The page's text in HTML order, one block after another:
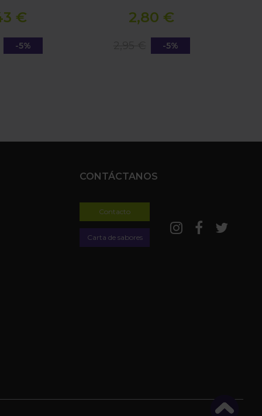
MM 250G
€
-5%
26X26X26 MM 500G
2,80 €
-5%
CONTÁCTANOS
Contacto
Carta de sabores